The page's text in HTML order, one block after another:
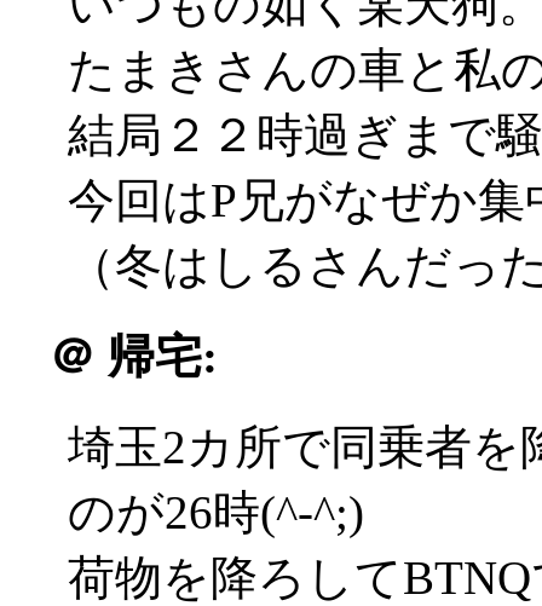
たまきさんの車と私
結局２２時過ぎまで
今回はP兄がなぜか
（冬はしるさんだっ
＠ 帰宅:
埼玉2カ所で同乗者
のが26時(^-^;)
荷物を降ろして